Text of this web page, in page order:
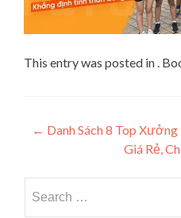
This entry was posted in .
Post
← Danh Sách 8 Top
Giá Rẻ,